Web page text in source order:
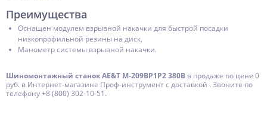
Преимущества
Оснащен модулем взрывной накачки для быстрой посадки
низкопрофильной резины на диск,
Манометр системы взрывной накачки.
Шиномонтажный станок AE&T M-209BP1P2 380В в продаже по цене 0
руб. в Интернет-магазине Проф-инструмент с доставкой . Звоните по
телефону +8 (800) 302-10-51.